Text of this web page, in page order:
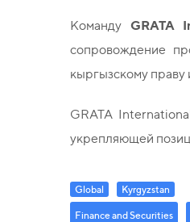
Команду GRATA
сопровождение
кыргызскому
GRATA
укрепляющей
Global Kyrgyzstan
Finance and Securities